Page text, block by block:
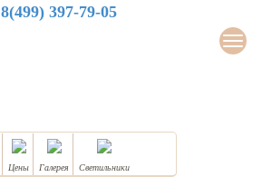
8(499) 397-79-05
Цены Галерея Светильники